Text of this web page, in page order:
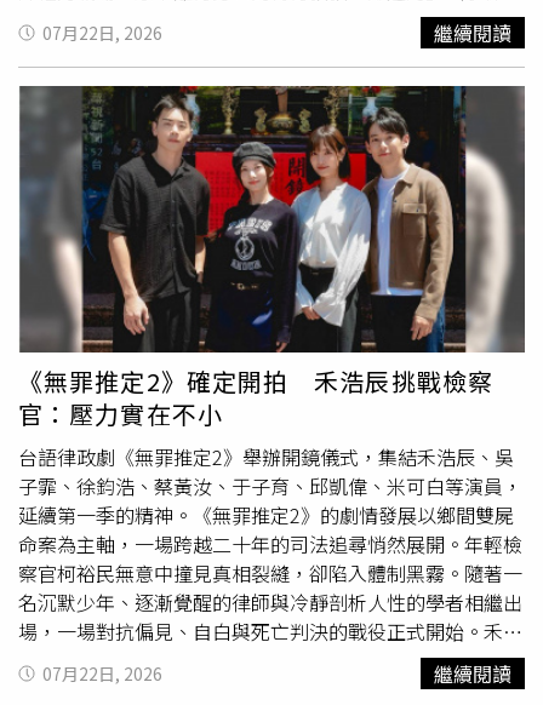
應，直接反映在房地產上，其中包括科技業、金融業與本來
的資產族群，都享受到這波股市紅利，尤其許多科技股一漲
翻了好幾倍，大股東更是財富暴增，因此部分資金開始流出
尋找一些好的標的物，一方面把股市財富轉換成房地產，一
方面則是自用尋找更優質的住宅標的。曾敬德也表示，不少
交易案都是發生在5、6月，如果7月就看到實價揭露，代表
這些個案交易時間快速，中間可能沒有銀行貸款等待等問
題，應該多數都屬於不用貸款的交易案件，觀察過去一年台
股市值膨脹約60兆元，可能一些些資金轉移到房市，就造成
北市中高價市場交易遍地開花。
飾）也驚喜「死而復生」回歸，聯手姪女鄭智安（金慧埈
飾）對上宿敵傭兵團「巴比倫」展開絕地大反擊。首播劇情
拼生存時，他帶著手下潛入巴比倫總部、試圖奪取儲存所有
資料的伺服器，卻遇上一直以來死命追殺自己的宿敵「貝
爾」（趙漢善 飾），兩人在空橋上展開殊死拚搏，360 度
一鏡到底、拳拳到肉的打鬥畫面讓觀眾大呼過癮。李棟旭日
前受訪分享劇中動作戲「即使辛苦，也是抱著一次拍完的決
心去拍攝的」，甚至後來演員們都訓練到不用互看也能對
招，他也坦言：「劇中有許多精彩動作場面，我在第二季中
的武打戲分也增加了，但這部作品的核心在於通過生存和反
擊，展現成年人的艱難歷程。」強調這是作品的獨有亮點。
而飾演殘酷反派貝爾的趙漢善，則笑言自己對李棟旭的心思
「簡直到了跟蹤狂的等級」：「如果說第一季李棟旭的角色
只是讓我產生好奇，但現在他的存在已經到羞辱我的程
度」。岡田將生被導演誇帥。（圖／Disney+提供）最新劇
情中，鄭智安在得知叔叔的一切計劃後選擇離去，試圖回到
平凡的生活，她改名換姓來到漁村，然而巴比倫卻毫不放過
這對叔姪，反而引進了日本傭兵團隊進行高額懸賞，誓言要
活捉兩人。而首次出演韓劇的日本金像獎男神岡田將生打破
以往形象，化身狂放不羈的超強殺手J，頂著帥氣背頭造型
在電梯內展開長達1分多鐘的殘酷搏鬥，瘋狂又天真的反差
魅力瞬間圈粉無數。岡田將生笑稱這是自己第一次認真挑戰
動作戲：「劇組的同事們，尤其李棟旭，都給予我許多動作
07月22日, 2026 繼續閱讀
《無罪推定2》確定開拍 禾浩辰挑戰檢察
官：壓力實在不小
台語律政劇《無罪推定2》舉辦開鏡儀式，集結禾浩辰、吳
子霏、徐鈞浩、蔡黃汝、于子育、邱凱偉、米可白等演員，
延續第一季的精神。《無罪推定2》的劇情發展以鄉間雙屍
命案為主軸，一場跨越二十年的司法追尋悄然展開。年輕檢
察官柯裕民無意中撞見真相裂縫，卻陷入體制黑霧。隨著一
名沉默少年、逐漸覺醒的律師與冷靜剖析人性的學者相繼出
場，一場對抗偏見、自白與死亡判決的戰役正式開始。禾浩
辰過去給人陽光溫暖的印象，此次挑戰演冷峻寡言的檢察官
「柯裕民」，徐鈞浩則為角色苦練台語，完整投入律師洪智
07月22日, 2026 繼續閱讀